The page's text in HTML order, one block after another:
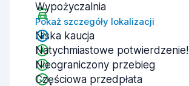
Wypożyczalnia
Pokaż szczegóły lokalizacji
Niska kaucja
Natychmiastowe potwierdzenie!
Nieograniczony przebieg
Częściowa przedpłata